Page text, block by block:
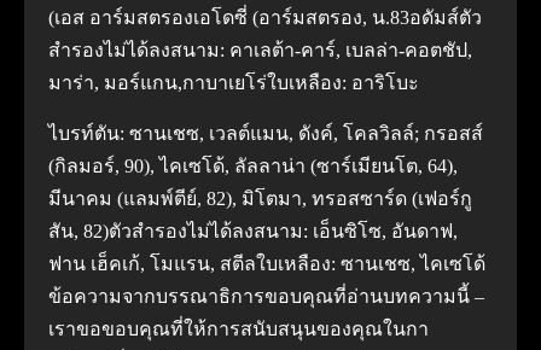
(เอส อาร์มสตรองเอโดซี่ (อาร์มสตรอง, น.83อดัมส์ตัว
สํารองไม่ได้ลงสนาม: คาเลต้า-คาร์, เบลล่า-คอตชัป,
มาร่า, มอร์แกน,กาบาเยโร่ใบเหลือง: อาริโบะ
ไบรท์ตัน: ซานเชซ, เวลต์แมน, ดังค์, โคลวิลล์; กรอสส์
(กิลมอร์, 90), ไคเซโด้, ลัลลาน่า (ซาร์เมียนโต, 64),
มีนาคม (แลมพ์ตีย์, 82), มิโตมา, ทรอสซาร์ด (เฟอร์กู
สัน, 82)ตัวสํารองไม่ได้ลงสนาม: เอ็นซิโซ, อันดาฟ,
ฟาน เฮ็คเก้, โมแรน, สตีลใบเหลือง: ซานเชซ, ไคเซโด้
ข้อความจากบรรณาธิการขอบคุณที่อ่านบทความนี้ –
เราขอขอบคุณที่ให้การสนับสนุนของคุณในกา